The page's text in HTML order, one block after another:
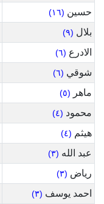
حسين (١٦)
بلال (٩)
الادرع (٦)
شوقي (٦)
ماهر (٥)
محمود (٤)
هيثم (٤)
عبد الله (٣)
رياض (٣)
احمد يوسف (٣)